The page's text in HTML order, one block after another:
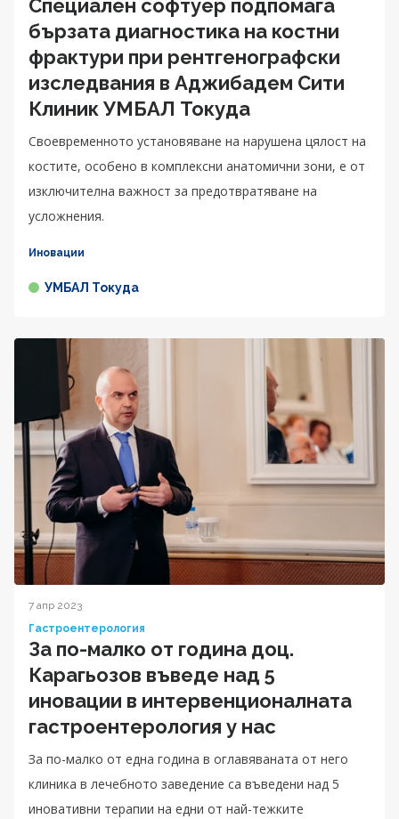
Специален софтуер подпомага
бързата диагностика на костни
фрактури при рентгенографски
изследвания в Аджибадем Сити
Клиник УМБАЛ Токуда
Своевременното установяване на нарушена цялост на
костите, особено в комплексни анатомични зони, е от
изключителна важност за предотвратяване на
усложнения.
Иновации
УМБАЛ Токуда
7 апр 2023
Гастроентерология
За по-малко от година доц.
Карагьозов въведе над 5
иновации в интервенционалната
гастроентерология у нас
За по-малко от една година в оглавяваната от него
клиника в лечебното заведение са въведени над 5
иновативни терапии на едни от най-тежките